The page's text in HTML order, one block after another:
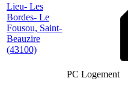
Lieu- Les
Bordes- Le
Fousou, Saint-
Beauzire
(43100)
PC Logement